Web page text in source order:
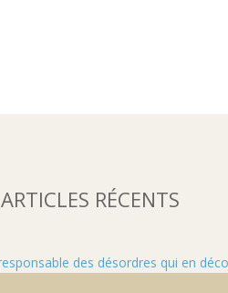
ARTICLES RÉCENTS